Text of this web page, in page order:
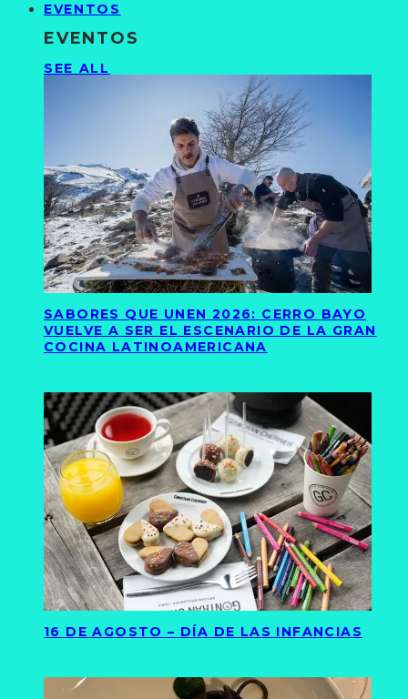
EVENTOS
EVENTOS
SEE ALL
SABORES QUE UNEN 2026: CERRO BAYO
VUELVE A SER EL ESCENARIO DE LA GRAN
COCINA LATINOAMERICANA
16 DE AGOSTO – DÍA DE LAS INFANCIAS